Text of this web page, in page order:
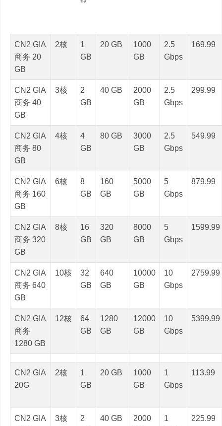
CN2 GIA
商务 20
GB
2核
1
GB
20 GB
1000
GB
2.5
Gbps
169.99
CN2 GIA
商务 40
GB
3核
2
GB
40 GB
2000
GB
2.5
Gbps
299.99
CN2 GIA
商务 80
GB
4核
4
GB
80 GB
3000
GB
2.5
Gbps
549.99
CN2 GIA
商务 160
GB
6核
8
GB
160
GB
5000
GB
5
Gbps
879.99
CN2 GIA
商务 320
GB
8核
16
GB
320
GB
8000
GB
5
Gbps
1599.99
CN2 GIA
商务 640
GB
10核
32
GB
640
GB
10000
GB
10
Gbps
2759.99
CN2 GIA
商务
1280 GB
12核
64
GB
1280
GB
12000
GB
10
Gbps
5399.99
CN2 GIA
20G
2核
1
GB
20 GB
1000
GB
1
Gbps
113.99
CN2 GIA
3核
2
40 GB
2000
1
225.99